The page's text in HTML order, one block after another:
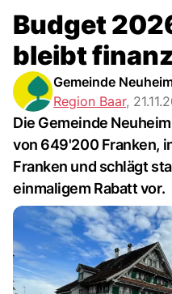
Budget
bleibt
Gemeinde
Region Baar,
Die Gemeinde
von 649'200 Franken,
Franken und schlägt
einmaligem Rabatt vor.